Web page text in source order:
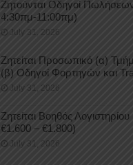
Ζητούνται Οδηγοί
4:30πμ-11:00πμ)
July 31, 2026
Ζητείται Προσωπικό (α)
(β) Οδηγοί Φορτηγών και
July 31, 2026
Ζητείται Βοηθός
€1.600 – €1.800)
July 31, 2026